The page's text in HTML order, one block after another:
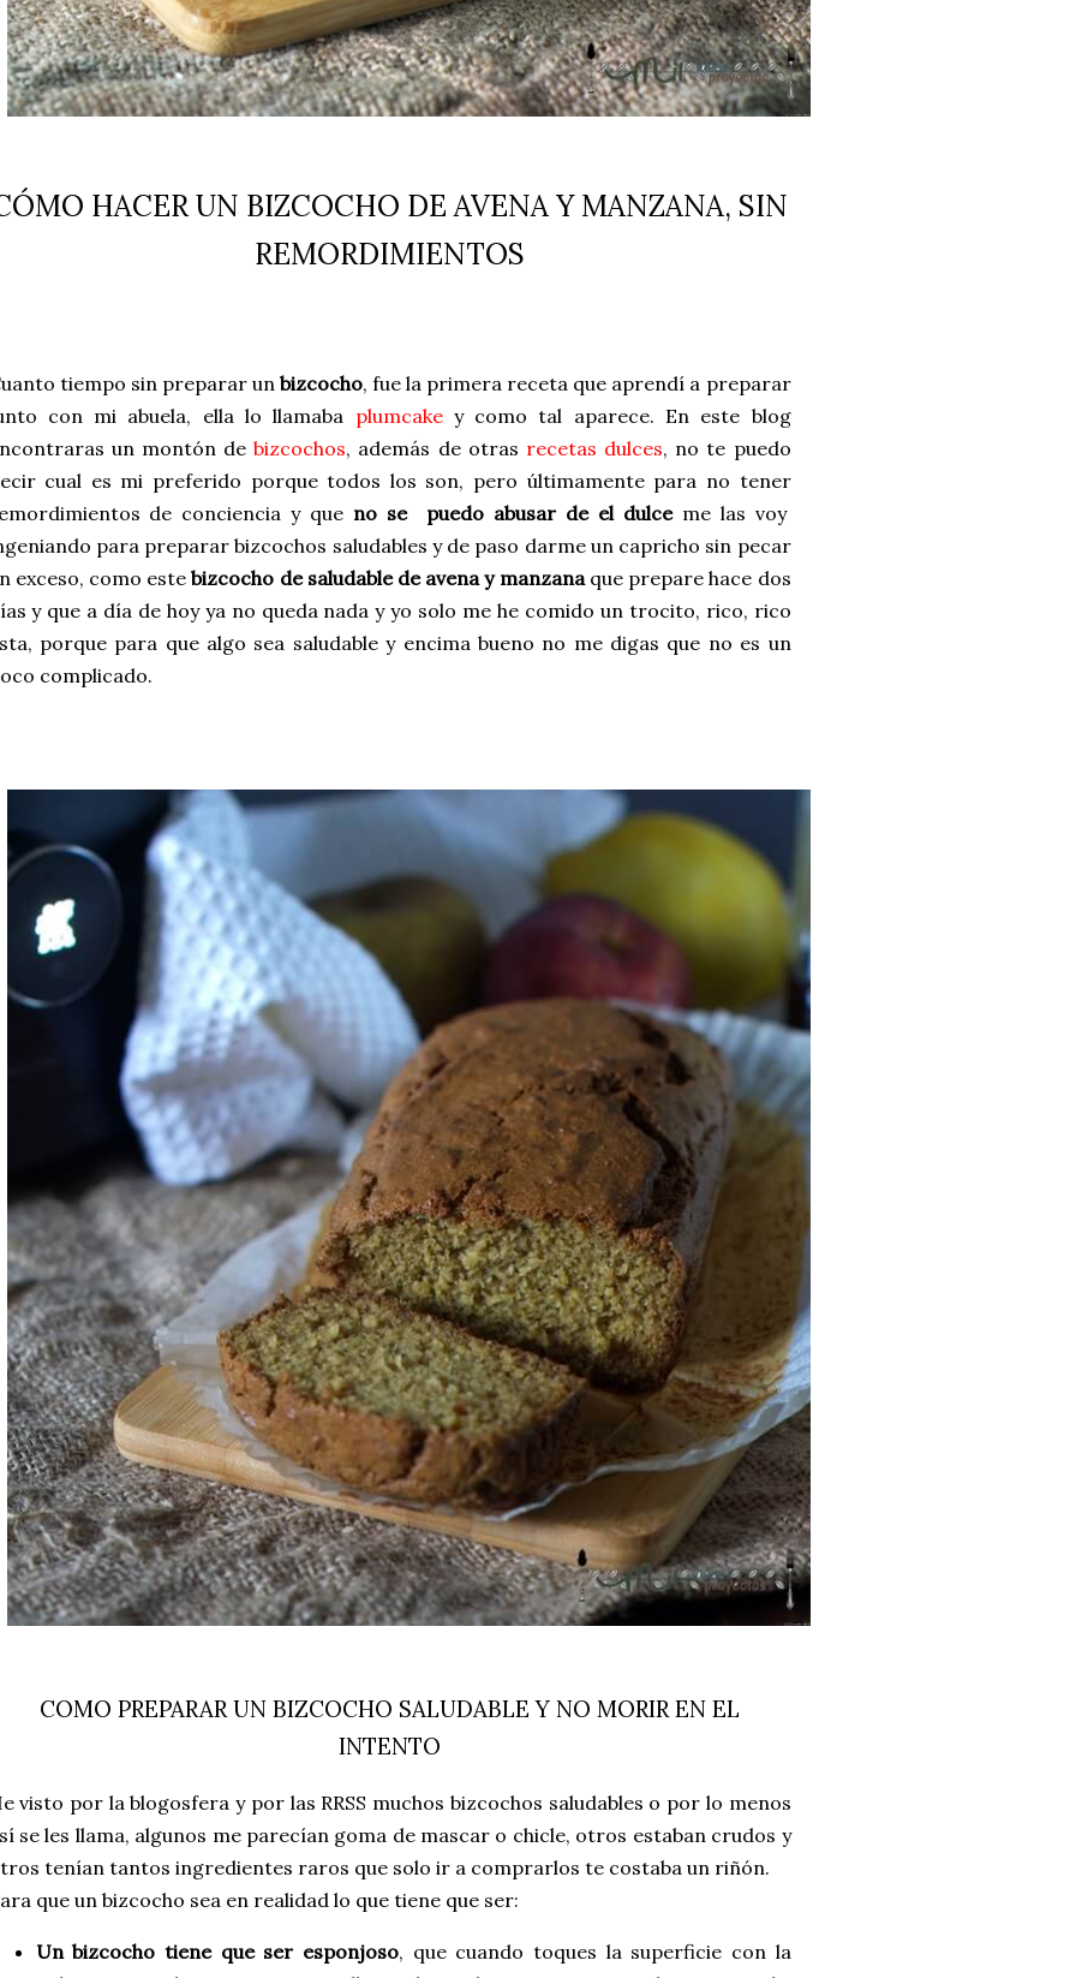
HACER UN BIZCOCHO DE AVENA Y MANZANA, SIN
REMORDIMIENTOS
tiempo sin preparar un bizcocho, fue la primera receta que aprendí a preparar
con mi abuela, ella lo llamaba plumcakey como tal aparece. En este blog
un montón debizcochos, además de otras recetas dulces, no te puedo
cual es mi preferido porque todos los son, pero últimamente para no tener
de conciencia y que no se puedo abusar de el dulceme las voy
para preparar bizcochos saludables y de paso darme un capricho sin pecar
exceso, como estebizcocho de saludable de avena y manzanaque prepare hace dos
y que a día de hoy ya no queda nada y yo solo me he comido un trocito, rico, rico
porque para que algo sea saludable y encima bueno no me digas que no es un
complicado.
COMO PREPARAR UN BIZCOCHO SALUDABLE Y NO MORIR EN EL
INTENTO
visto por la blogosfera y por las RRSS muchos bizcochos saludables o por lo menos
se les llama, algunos me parecían goma de mascar o chicle, otros estaban crudos y
tenían tantos ingredientes raros que solo ir a comprarlos te costaba un riñón.
que un bizcocho sea en realidad lo que tiene que ser:
Un bizcocho tiene que ser esponjoso, que cuando toques la superficie con la